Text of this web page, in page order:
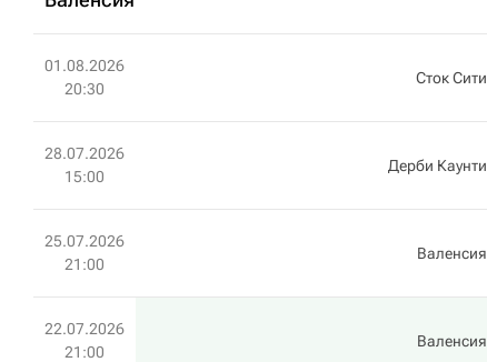
01.08.2026
20:30
Сток Сити
28.07.2026
15:00
Дерби Каунти
25.07.2026
21:00
Валенсия
22.07.2026
21:00
Валенсия